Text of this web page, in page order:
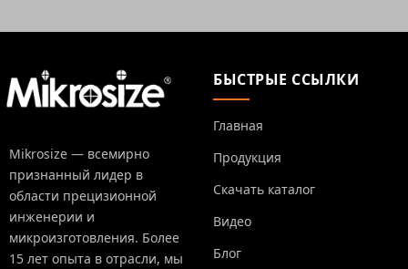
Mikrosize — всемирно
признанный лидер в
области прецизионной
инженерии и
микроизготовления. Более
15 лет опыта в отрасли, мы
БЫСТРЫЕ ССЫЛКИ
Главная
Продукция
Скачать каталог
Видео
Блог